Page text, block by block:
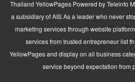
Thailand YellowPages Powered by Teleinfo
a subsidiary of AIS As a leader who never
marketing services through website
services from trusted entrepreneur list
YellowPages and display on all business
service beyond expectation from